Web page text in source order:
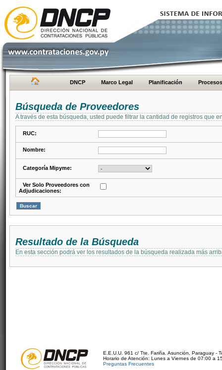
DNCP Marco Legal Planificación Procesos
Búsqueda de Proveedores
A través de esta búsqueda, usted puede filtrar la cantidad de registros que
RUC:
Nombre:
Categoría Mipyme:
Ver Solo Proveedores con
Adjudicaciones:
Resultado de la Búsqueda
En esta sección podrá ver los resultados de la búsqueda realizada más
E.E.U.U. 961 c/ Tte. Fariña. Asunción, Paraguay -
Horario de Atención: Lunes a Viernes de 07:00 a
Preguntas Frecuentes